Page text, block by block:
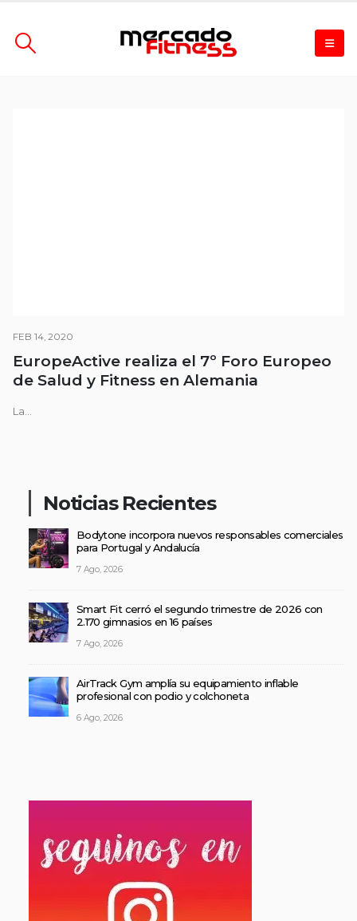
FEB 14, 2020
EuropeActive realiza el 7º Foro Europeo
de Salud y Fitness en Alemania
La...
Noticias Recientes
Bodytone incorpora nuevos responsables comerciales
para Portugal y Andalucía
7 Ago, 2026
Smart Fit cerró el segundo trimestre de 2026 con
2.170 gimnasios en 16 países
7 Ago, 2026
AirTrack Gym amplía su equipamiento inflable
profesional con podio y colchoneta
6 Ago, 2026